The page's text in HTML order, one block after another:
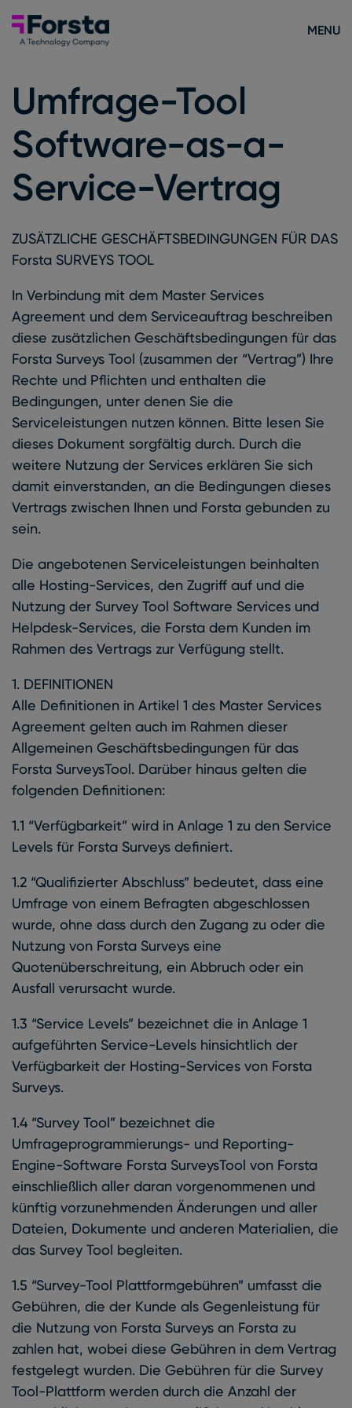
Forsta Deutsch
MENU
Umfrage-Tool
Software-as-a-
Service-Vertrag
ZUSÄTZLICHE GESCHÄFTSBEDINGUNGEN FÜR DAS
Forsta SURVEYS TOOL
In Verbindung mit dem Master Services
Agreement und dem Serviceauftrag beschreiben
diese zusätzlichen Geschäftsbedingungen für das
Forsta Surveys Tool (zusammen der “Vertrag”) Ihre
Rechte und Pflichten und enthalten die
Bedingungen, unter denen Sie die
Serviceleistungen nutzen können. Bitte lesen Sie
dieses Dokument sorgfältig durch. Durch die
weitere Nutzung der Services erklären Sie sich
damit einverstanden, an die Bedingungen dieses
Vertrags zwischen Ihnen und Forsta gebunden zu
sein.
Die angebotenen Serviceleistungen beinhalten
alle Hosting-Services, den Zugriff auf und die
Nutzung der Survey Tool Software Services und
Helpdesk-Services, die Forsta dem Kunden im
Rahmen des Vertrags zur Verfügung stellt.
1. DEFINITIONEN
Alle Definitionen in Artikel 1 des Master Services
Agreement gelten auch im Rahmen dieser
Allgemeinen Geschäftsbedingungen für das
Forsta SurveysTool. Darüber hinaus gelten die
folgenden Definitionen:
1.1 “Verfügbarkeit” wird in Anlage 1 zu den Service
Levels für Forsta Surveys definiert.
1.2 “Qualifizierter Abschluss” bedeutet, dass eine
Umfrage von einem Befragten abgeschlossen
wurde, ohne dass durch den Zugang zu oder die
Nutzung von Forsta Surveys eine
Quotenüberschreitung, ein Abbruch oder ein
Ausfall verursacht wurde.
1.3 “Service Levels” bezeichnet die in Anlage 1
aufgeführten Service-Levels hinsichtlich der
Verfügbarkeit der Hosting-Services von Forsta
Surveys.
1.4 “Survey Tool” bezeichnet die
Umfrageprogrammierungs- und Reporting-
Engine-Software Forsta SurveysTool von Forsta
einschließlich aller daran vorgenommenen und
künftig vorzunehmenden Änderungen und aller
Dateien, Dokumente und anderen Materialien, die
das Survey Tool begleiten.
1.5 “Survey-Tool Plattformgebühren” umfasst die
Gebühren, die der Kunde als Gegenleistung für
die Nutzung von Forsta Surveys an Forsta zu
zahlen hat, wobei diese Gebühren in dem Vertrag
festgelegt wurden. Die Gebühren für die Survey
Tool-Plattform werden durch die Anzahl der